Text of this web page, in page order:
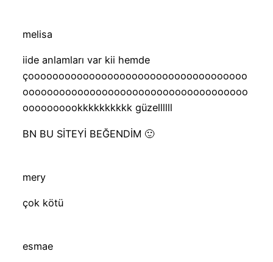
melisa
iide anlamları var kii hemde
çoooooooooooooooooooooooooooooooooooo
ooooooooooooooooooooooooooooooooooooo
oooooooookkkkkkkkkk güzellllll
BN BU SİTEYİ BEĞENDİM 🙂
mery
çok kötü
esmae